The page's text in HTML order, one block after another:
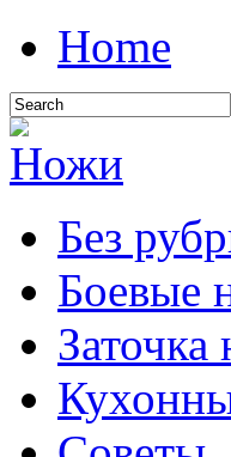
Home
Без
Боевые
Заточка